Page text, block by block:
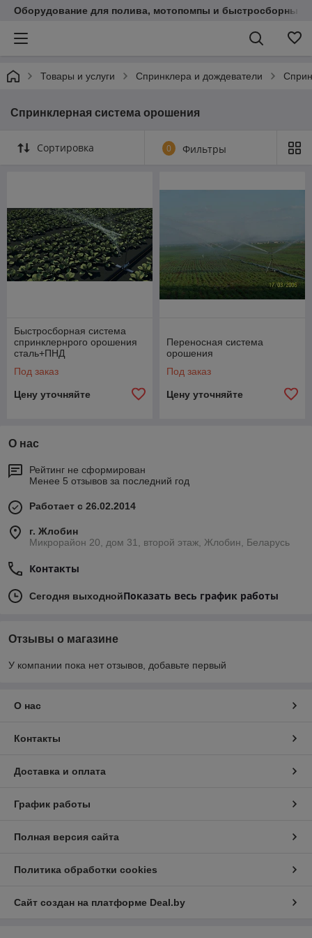
Оборудование для полива, мотопомпы и быстросборные
Товары и услуги Cпринклера и дождеватели
Спринклерная система орошения
Сортировка 0 Фильтры
Быстросборная система
спринклернрого орошения
сталь+ПНД
Под заказ
Цену уточняйте
Переносная система
орошения
Под заказ
Цену уточняйте
О нас
Рейтинг не сформирован
Менее 5 отзывов за последний год
Работает с 26.02.2014
г. Жлобин
Микрорайон 20, дом 31, второй этаж, Жлобин, Беларусь
Контакты
Сегодня выходнойПоказать весь график работы
Отзывы о магазине
У компании пока нет отзывов, добавьте первый
О нас
Контакты
Доставка и оплата
График работы
Полная версия сайта
Политика обработки cookies
Сайт создан на платформе Deal.by